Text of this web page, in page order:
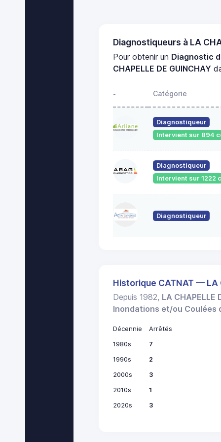
Diagnostiqueurs à LA
Pour obtenir un Diagnostic
CHAPELLE DE GUINCHAY
- Catégorie
Diagnostiqueur
Intervient sur 894
Diagnostiqueur
Intervient sur 1222
Diagnostiqueur
Historique CATNAT — LA
Depuis 1982, LA CHAPELLE
Inondations et/ou Coulées
Décennie
Arrêtés
1980s
7
1990s
2
2000s
3
2010s
1
2020s
3